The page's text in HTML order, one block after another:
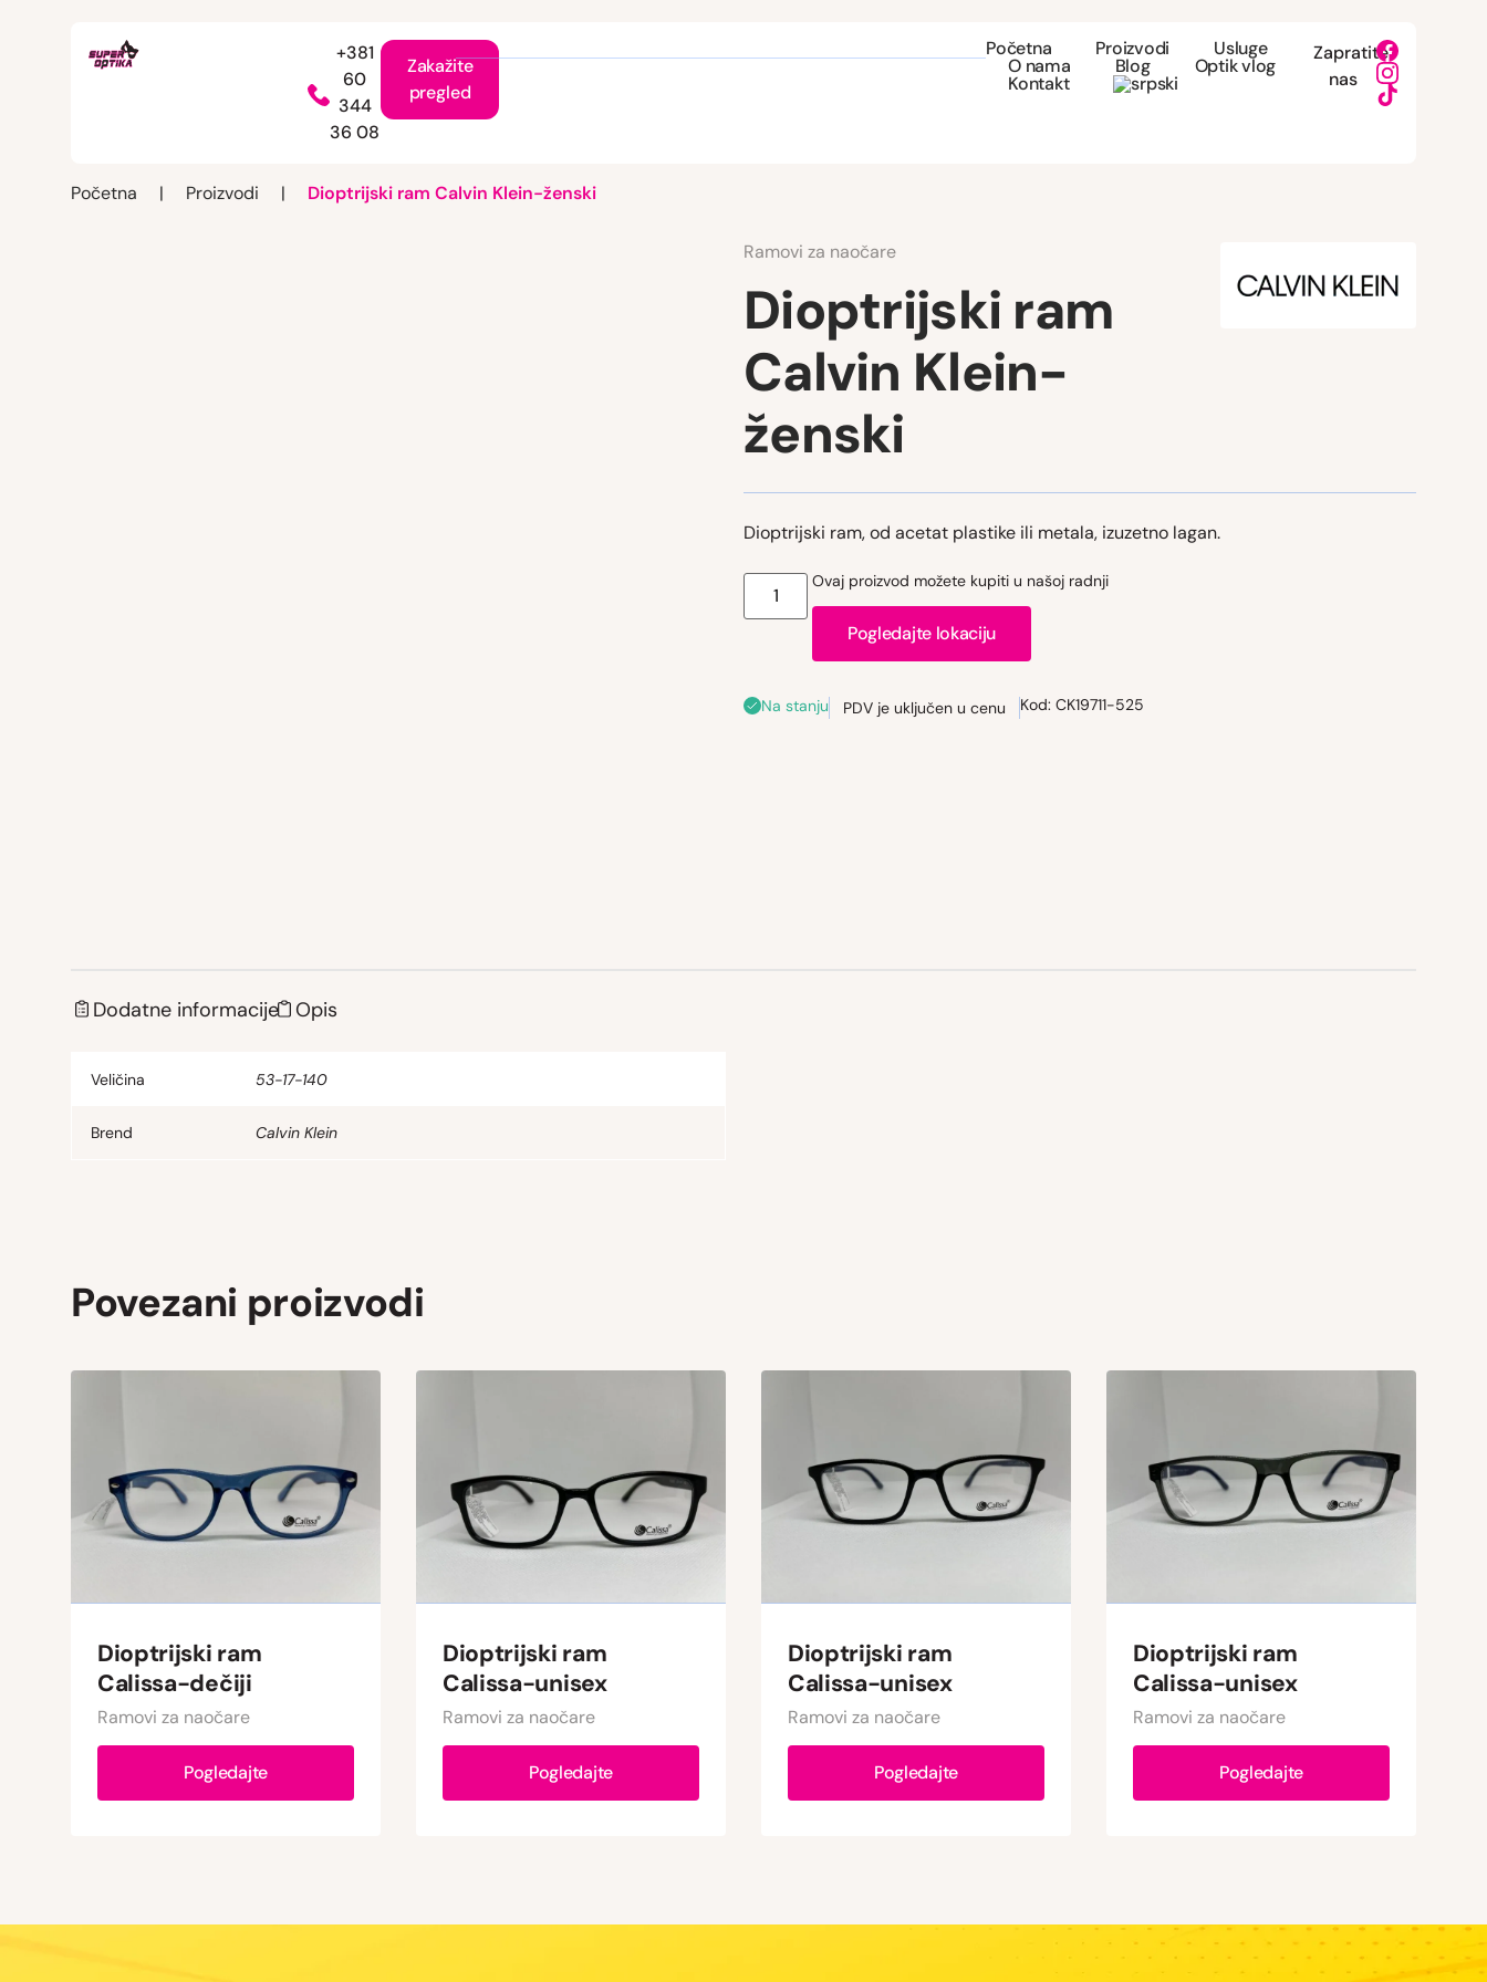
+381
60
344
36 08
Zakažite
pregled
Početna Proizvodi Usluge
O nama Blog Optik vlog
Kontakt
Zapratite
nas
Početna | Proizvodi | Dioptrijski ram Calvin Klein-ženski
Ramovi za naočare
Dioptrijski ram
Calvin Klein-
ženski
Dioptrijski ram, od acetat plastike ili metala, izuzetno lagan.
Ovaj proizvod možete kupiti u našoj radnji
Pogledajte lokaciju
Na stanju PDV je uključen u cenu Kod: CK19711-525
Dodatne informacije Opis
Veličina 53-17-140
Brend Calvin Klein
Povezani proizvodi
Dioptrijski ram
Calissa-dečiji
Ramovi za naočare
Pogledajte
Dioptrijski ram
Calissa-unisex
Ramovi za naočare
Pogledajte
Dioptrijski ram
Calissa-unisex
Ramovi za naočare
Pogledajte
Dioptrijski ram
Calissa-unisex
Ramovi za naočare
Pogledajte